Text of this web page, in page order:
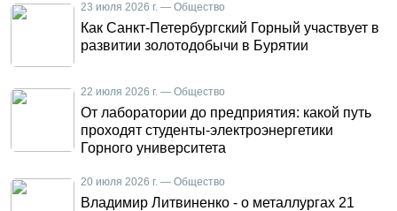
23 июля 2026 г. — Общество
Как Санкт-Петербургский Горный участвует в
развитии золотодобычи в Бурятии
22 июля 2026 г. — Общество
От лаборатории до предприятия: какой путь
проходят студенты-электроэнергетики
Горного университета
20 июля 2026 г. — Общество
Владимир Литвиненко - о металлургах 21